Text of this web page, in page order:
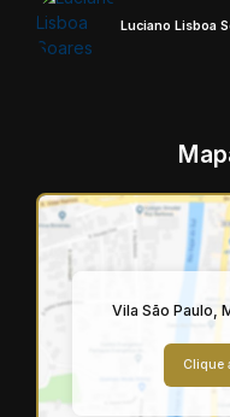
Luciano Lisboa
Vila São Paulo,
Clique